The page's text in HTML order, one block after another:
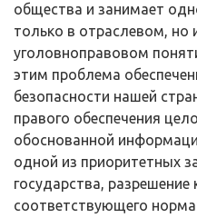
общества и занимает
только в отраслевом, но
уголовно­правовом
этим проблема
безопасности нашей
правого обеспечения
обоснованной
одной из приоритетных
государства, разрешение
соответствующего